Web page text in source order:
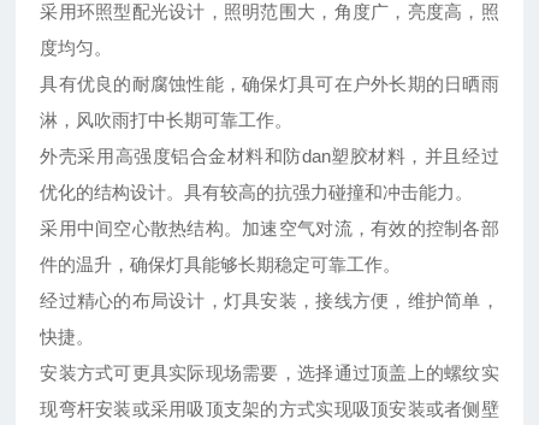
采用环照型配光设计，照明范围大，角度广，亮度高，照
度均匀。
具有优良的耐腐蚀性能，确保灯具可在户外长期的日晒雨
淋，风吹雨打中长期可靠工作。
外壳采用高强度铝合金材料和防dan塑胶材料，并且经过
优化的结构设计。具有较高的抗强力碰撞和冲击能力。
采用中间空心散热结构。加速空气对流，有效的控制各部
件的温升，确保灯具能够长期稳定可靠工作。
经过精心的布局设计，灯具安装，接线方便，维护简单，
快捷。
安装方式可更具实际现场需要，选择通过顶盖上的螺纹实
现弯杆安装或采用吸顶支架的方式实现吸顶安装或者侧壁